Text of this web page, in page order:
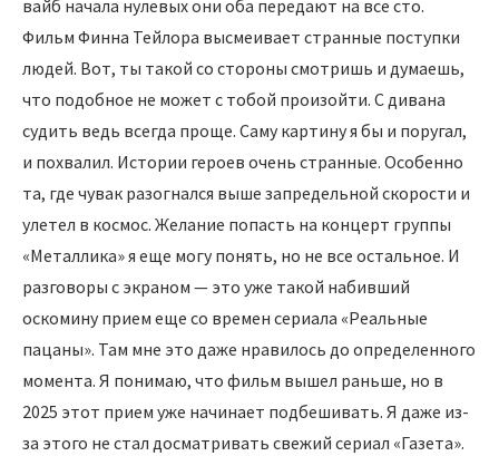
вайб начала нулевых они оба передают на все сто.
Фильм Финна Тейлора высмеивает странные поступки
людей. Вот, ты такой со стороны смотришь и думаешь,
что подобное не может с тобой произойти. С дивана
судить ведь всегда проще. Саму картину я бы и поругал,
и похвалил. Истории героев очень странные. Особенно
та, где чувак разогнался выше запредельной скорости и
улетел в космос. Желание попасть на концерт группы
«Металлика» я еще могу понять, но не все остальное. И
разговоры с экраном — это уже такой набивший
оскомину прием еще со времен сериала «Реальные
пацаны». Там мне это даже нравилось до определенного
момента. Я понимаю, что фильм вышел раньше, но в
2025 этот прием уже начинает подбешивать. Я даже из-
за этого не стал досматривать свежий сериал «Газета».